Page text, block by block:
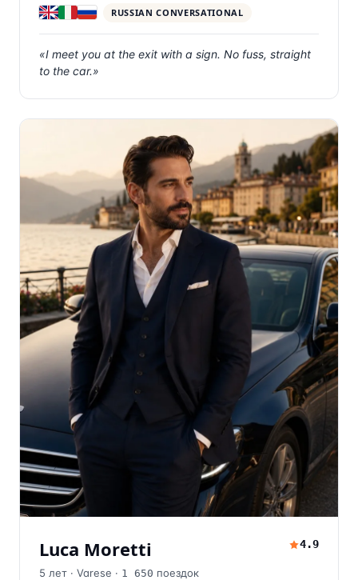
RUSSIAN CONVERSATIONAL
«I meet you at the exit with a sign. No fuss, straight
to the car.»
Luca Moretti
5 лет · Varese · 1 650 поездок
4.9